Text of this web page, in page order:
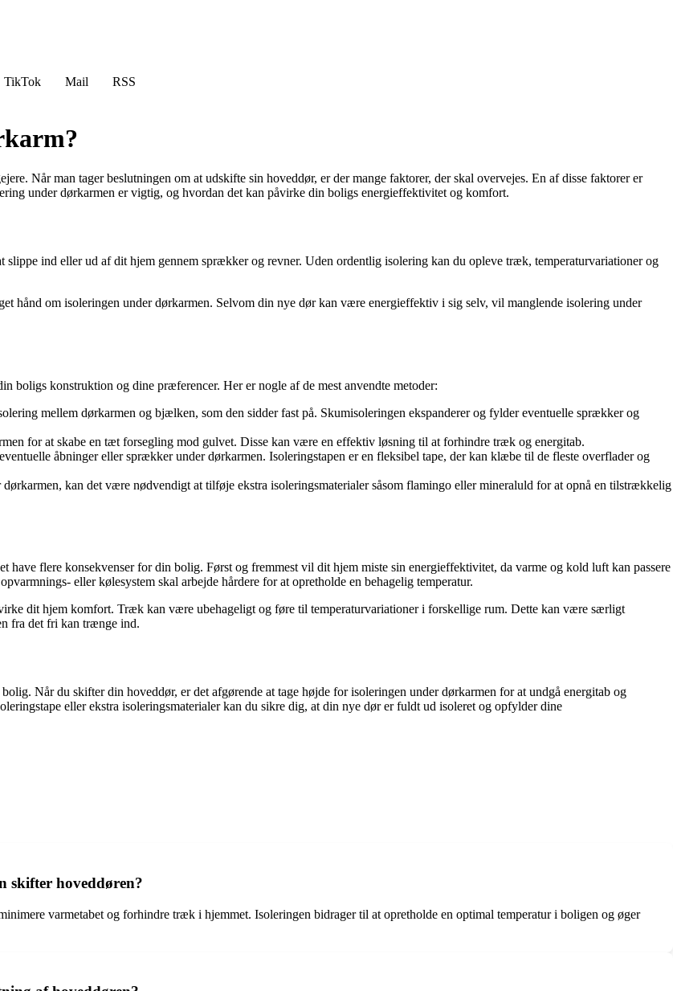
TikTok Mail
RSS
Når man tager beslutningen om at udskifte sin hoveddør, er der mange faktorer, der skal overvejes. En af disse faktorer er
under dørkarmen er vigtig, og hvordan det kan påvirke din boligs energieffektivitet og komfort.
ind eller ud af dit hjem gennem sprækker og revner. Uden ordentlig isolering kan du opleve træk, temperaturvariationer og
hånd om isoleringen under dørkarmen. Selvom din nye dør kan være energieffektiv i sig selv, vil manglende isolering under
boligs konstruktion og dine præferencer. Her er nogle af de mest anvendte metoder:
mellem dørkarmen og bjælken, som den sidder fast på. Skumisoleringen ekspanderer og fylder eventuelle sprækker og
for at skabe en tæt forsegling mod gulvet. Disse kan være en effektiv løsning til at forhindre træk og energitab.
åbninger eller sprækker under dørkarmen. Isoleringstapen er en fleksibel tape, der kan klæbe til de fleste overflader og
kan det være nødvendigt at tilføje ekstra isoleringsmaterialer såsom flamingo eller mineraluld for at opnå en tilstrækkelig
have flere konsekvenser for din bolig. Først og fremmest vil dit hjem miste sin energieffektivitet, da varme og kold luft kan passere
eller kølesystem skal arbejde hårdere for at opretholde en behagelig temperatur.
dit hjem komfort. Træk kan være ubehageligt og føre til temperaturvariationer i forskellige rum. Dette kan være særligt
fra det fri kan trænge ind.
Når du skifter din hoveddør, er det afgørende at tage højde for isoleringen under dørkarmen for at undgå energitab og
eller ekstra isoleringsmaterialer kan du sikre dig, at din nye dør er fuldt ud isoleret og opfylder dine
skifter hoveddøren?
varmetabet og forhindre træk i hjemmet. Isoleringen bidrager til at opretholde en optimal temperatur i boligen og øger